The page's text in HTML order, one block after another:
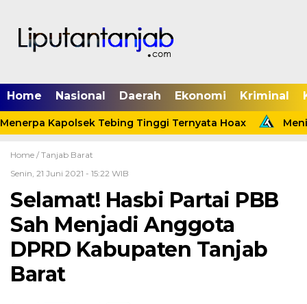
Home Nasional Daerah Ekonomi Kriminal
Kapolsek Tebing Tinggi Ternyata Hoax
Home / Tanjab Barat
Senin, 21 Juni 2021 - 15:22 WIB
Selamat! Hasbi Partai PBB
Sah Menjadi Anggota
DPRD Kabupaten Tanjab
Barat